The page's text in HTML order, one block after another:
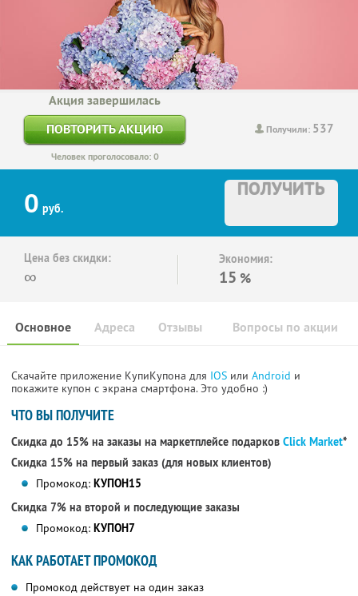
Получили: 537
Акция завершилась
ПОВТОРИТЬ АКЦИЮ
Человек проголосовало: 0
0 руб.
ПОЛУЧИТЬ
Цена без скидки:
∞
Экономия:
15 %
Основное Отзывы Вопросы по акции
Адреса
Скачайте приложение КупиКупона для IOS или Android и
покажите купон с экрана смартфона. Это удобно :)
ЧТО ВЫ ПОЛУЧИТЕ
Скидка до 15% на заказы на маркетплейсе подарков Click Market*
Скидка 15% на первый заказ (для новых клиентов)
Промокод: КУПОН15
Скидка 7% на второй и последующие заказы
Промокод: КУПОН7
КАК РАБОТАЕТ ПРОМОКОД
Промокод действует на один заказ